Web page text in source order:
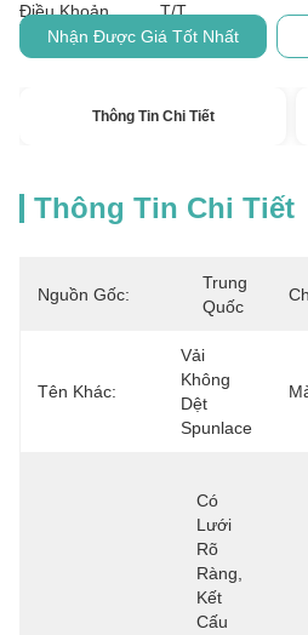
Điều Khoản
Thanh Toán:
T/T
Nhận Được Giá Tốt Nhất
Thông Tin Chi Tiết
Thông Tin Chi Tiết
Nguồn Gốc:
Trung
Quốc
Tên Khác:
Vải
Không
Dệt
Spunlace
Có
Lưới
Rõ
Ràng,
Kết
Cấu